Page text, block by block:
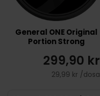
General ONE Original
Portion Strong
299,90 kr
29,99 kr /dosa